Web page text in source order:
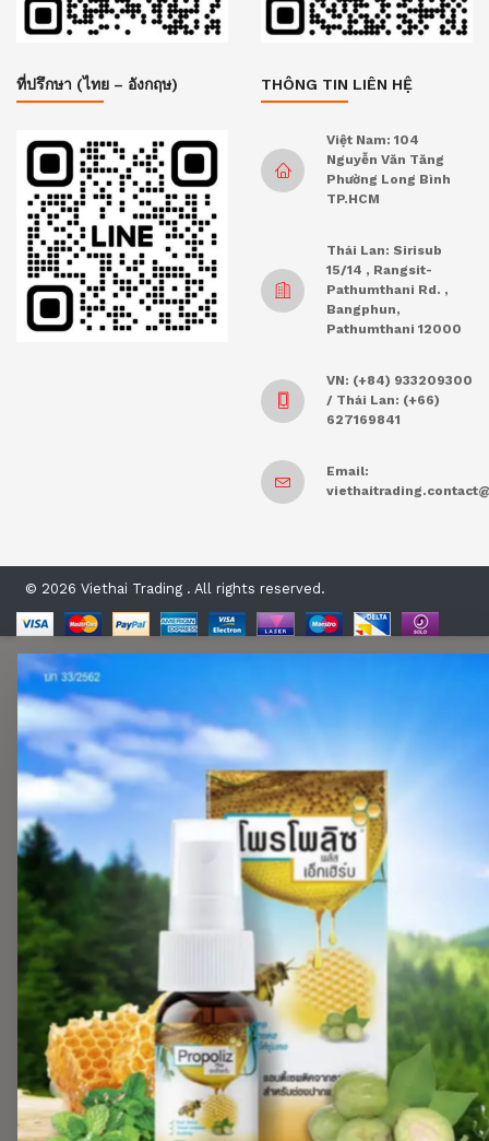
ที่ปรึกษา (ไทย – อังกฤษ) THÔNG TIN LIÊN HỆ
Việt Nam: 104
Nguyễn Văn Tăng
Phường Long Bình
TP.HCM
Thái Lan: Sirisub
15/14 , Rangsit-
Pathumthani Rd. ,
Bangphun,
Pathumthani 12000
VN: (+84) 933209300
/ Thái Lan: (+66)
627169841
Email:
© 2026 Viethai Trading . All rights reserved.